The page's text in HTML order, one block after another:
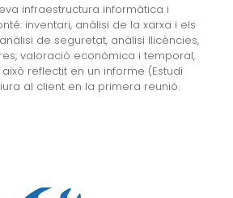
infraestructura informàtica i
inventari, anàlisi de la xarxa i els
de seguretat, anàlisi llicències,
valoració econòmica i temporal,
reflectit en un informe (Estudi
al client en la primera reunió.